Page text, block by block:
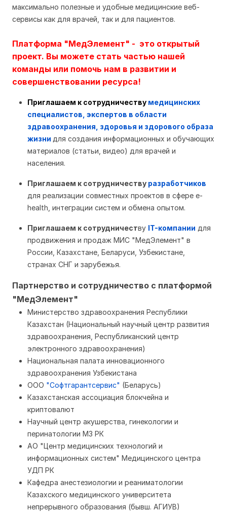
максимально полезные и удобные медицинские веб-
сервисы как для врачей, так и для пациентов.
Платформа "МедЭлемент" - это открытый
проект. Вы можете стать частью нашей
команды или помочь нам в развитии и
совершенствовании ресурса!
Приглашаем к сотрудничеству медицинских
специалистов , экспертов в области
здравоохранения, здоровья и здорового образа
жизни для создания информационных и обучающих
материалов (статьи, видео) для врачей и
населения.
Приглашаем к сотрудничеству разработчиков
для реализации совместных проектов в сфере e-
health, интеграции систем и обмена опытом.
Приглашаем к сотрудничеству IT-компании для
продвижения и продаж МИС "МедЭлемент" в
России, Казахстане, Беларуси, Узбекистане,
странах СНГ и зарубежья.
Партнерство и сотрудничество с платформой
"МедЭлемент"
Министерство здравоохранения Республики
Казахстан (Национальный научный центр развития
здравоохранения, Республиканский центр
электронного здравоохранения)
Национальная палата инновационного
здравоохранения Узбекистана
ООО "Софтгарантсервис" (Беларусь)
Казахстанская ассоциация блокчейна и
криптовалют
Научный центр акушерства, гинекологии и
перинатологии МЗ РК
АО "Центр медицинских технологий и
информационных систем" Медицинского центра
УДП РК
Кафедра анестезиологии и реаниматологии
Казахского медицинского университета
непрерывного образования (бывш. АГИУВ)